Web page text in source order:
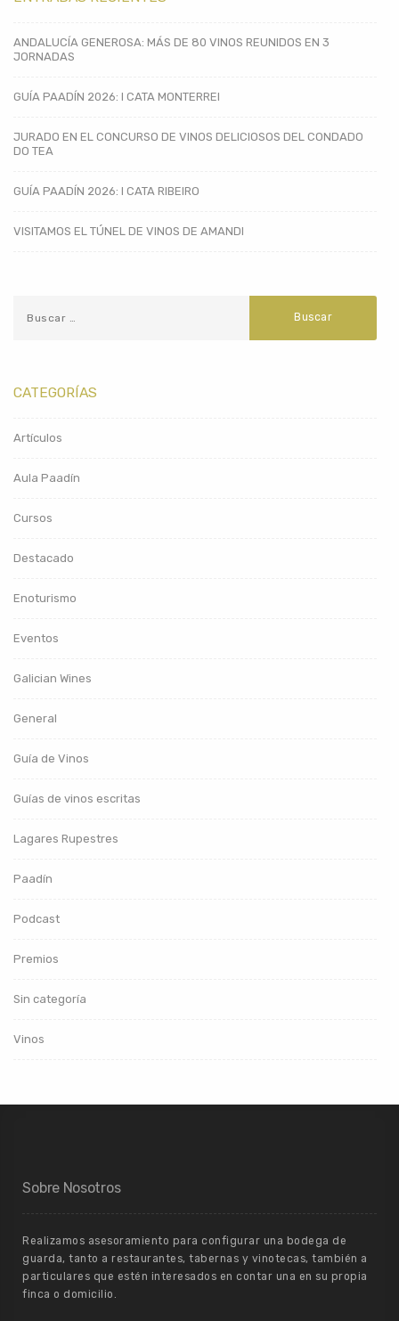
ANDALUCÍA GENEROSA: MÁS DE 80 VINOS REUNIDOS EN 3
JORNADAS
GUÍA PAADÍN 2026: I CATA MONTERREI
JURADO EN EL CONCURSO DE VINOS DELICIOSOS DEL CONDADO
DO TEA
GUÍA PAADÍN 2026: I CATA RIBEIRO
VISITAMOS EL TÚNEL DE VINOS DE AMANDI
CATEGORÍAS
Artículos
Aula Paadín
Cursos
Destacado
Enoturismo
Eventos
Galician Wines
General
Guía de Vinos
Guías de vinos escritas
Lagares Rupestres
Paadín
Podcast
Premios
Sin categoría
Vinos
Sobre Nosotros
Realizamos asesoramiento para configurar una bodega de
guarda, tanto a restaurantes, tabernas y vinotecas, también a
particulares que estén interesados en contar una en su propia
finca o domicilio.